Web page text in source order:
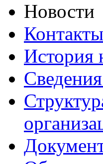
Новости
История